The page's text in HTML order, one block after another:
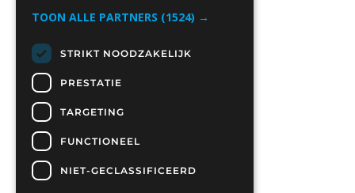
TOON ALLE PARTNERS (1524) →
STRIKT NOODZAKELIJK
PRESTATIE
TARGETING
FUNCTIONEEL
NIET-GECLASSIFICEERD